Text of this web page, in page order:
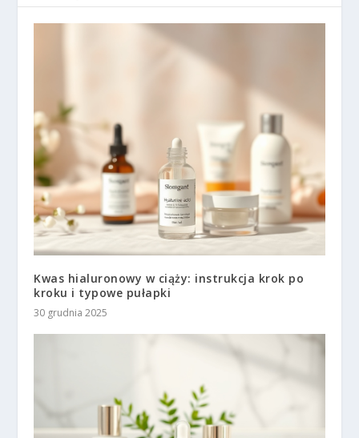
Kwas hialuronowy w ciąży: instrukcja krok po
kroku i typowe pułapki
30 grudnia 2025